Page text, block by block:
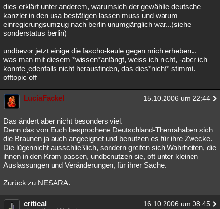
dies erklärt unter anderem, warumsich der gewählte deutsche
kanzler in den usa bestätigen lassen muss und warum
einregierungsumzug nach berlin unumgänglich war...(siehe
sonderstatus berlin)
undbevor jetzt einige die fascho-keule gegen mich erheben...
was man mit diesem *wissen*anfängt, weiss ich nicht, -aber ich
konnte jedenfalls nicht herausfinden, das dies*nicht* stimmt.
offtopic-off
LuciaFackel 15.10.2006 um 22:44
Das ändert aber nicht besonders viel.
Denn das von Euch besprochene Deutschland-Themahaben sich
die Braunen ja auch angeeignet und benutzen es für ihre Zwecke.
Die lügennicht ausschließlich, sondern greifen sich Wahrheiten, die
ihnen in den Kram passen, undbenutzen sie, oft unter kleinen
Auslassungen und Veränderungen, für ihrer Sache.
Zurück zu NESARA.
critical 16.10.2006 um 08:45